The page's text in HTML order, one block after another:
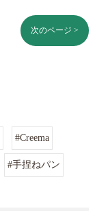
次のページ >
#Creema
#手捏ねパン